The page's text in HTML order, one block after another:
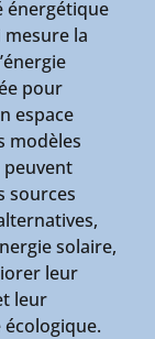
énergétique
mesure la
pour
espace
modèles
sources
solaire,
leur
leur